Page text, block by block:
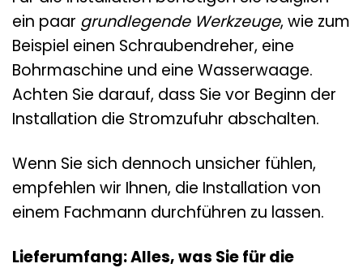
ein paar grundlegende Werkzeuge, wie zum
Beispiel einen Schraubendreher, eine
Bohrmaschine und eine Wasserwaage.
Achten Sie darauf, dass Sie vor Beginn der
Installation die Stromzufuhr abschalten.
Wenn Sie sich dennoch unsicher fühlen,
empfehlen wir Ihnen, die Installation von
einem Fachmann durchführen zu lassen.
Lieferumfang: Alles, was Sie für die